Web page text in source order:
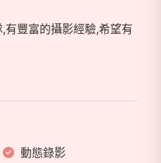
豐富的攝影經驗,希望有
動態錄影